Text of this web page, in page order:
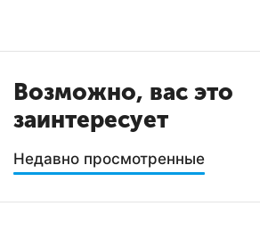
Возможно, вас это
заинтересует
Недавно просмотренные